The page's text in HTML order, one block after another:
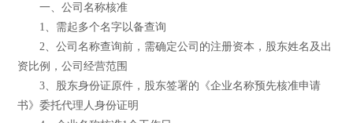
一、公司名称核准
1、需起多个名字以备查询
2、公司名称查询前，需确定公司的注册资本，股东姓名及出
资比例，公司经营范围
3、股东身份证原件，股东签署的《企业名称预先核准申请
书》委托代理人身份证明